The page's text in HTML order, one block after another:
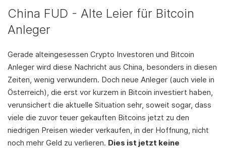
China FUD - Alte Leier für Bitcoin
Anleger
Gerade alteingesessen Crypto Investoren und Bitcoin
Anleger wird diese Nachricht aus China, besonders in diesen
Zeiten, wenig verwundern. Doch neue Anleger (auch viele in
Österreich), die erst vor kurzem in Bitcoin investiert haben,
verunsichert die aktuelle Situation sehr, soweit sogar, dass
viele die zuvor teuer gekauften Bitcoins jetzt zu den
niedrigen Preisen wieder verkaufen, in der Hoffnung, nicht
noch mehr Geld zu verlieren. Dies ist jetzt keine